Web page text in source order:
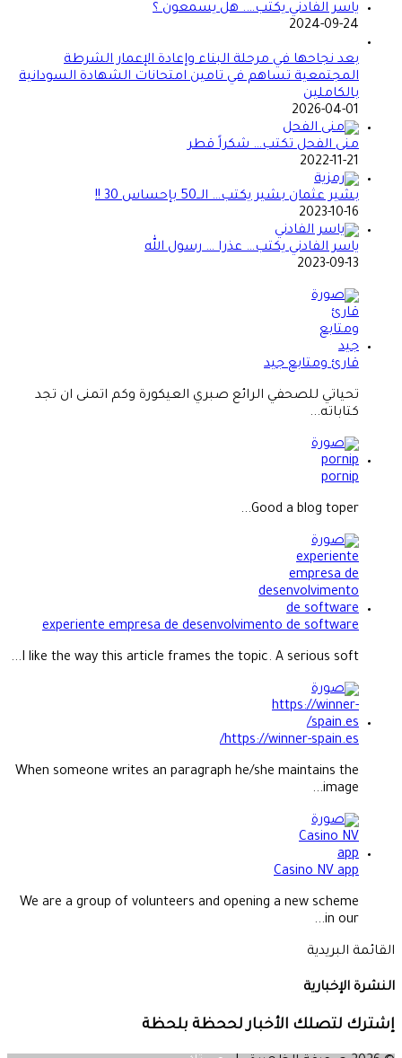
ياسر الفادني يكتب…. هل يسمعون ؟
2024-09-24
بعد نجاحها في مرحلة البناء وإعادة الإعمار الشرطة
المجتمعية تساهم في تامين امتحانات الشهادة السودانية
بالكاملين
2026-04-01
منى الفحل تكتب… شكراً قطر
2022-11-21
بشير عثمان بشير يكتب… الــ50 بإحساس 30 !!
2023-10-16
ياسر الفادني يكتب… عذرا … رسول الله
2023-09-13
قارئ ومتابع جيد
تحياتي للصحفي الرائع صبري العيكورة وكم اتمنى ان تجد
كتاباته...
pornip
Good a blog toper...
experiente empresa de desenvolvimento de software
I like the way this article frames the topic. A serious soft...
https://winner-spain.es/
When someone writes an paragraph he/she maintains the
image...
Casino NV app
We are a group of volunteers and opening a new scheme
in our...
القائمة البريدية
النشرة الإخبارية
إشترك لتصلك الأخبار لححظة بلحظة